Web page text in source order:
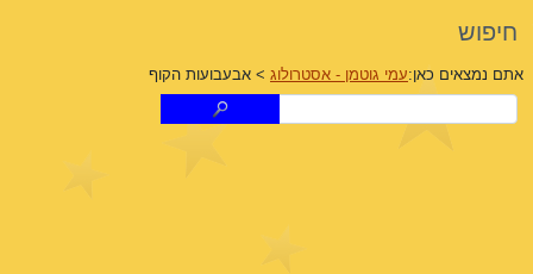
חיפוש
אתם נמצאים כאן:עמי גוטמן - אסטרולוג > אבעבועות הקוף